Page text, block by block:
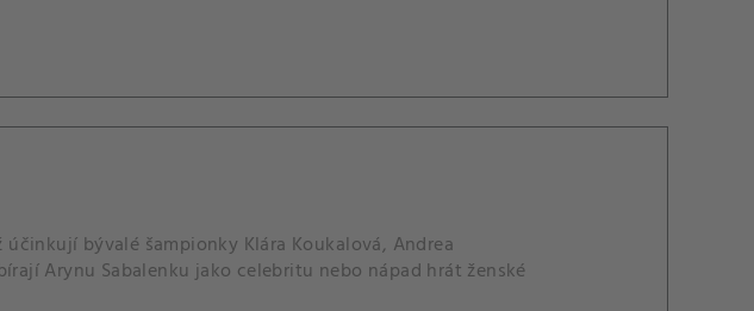
bývalé šampionky Klára Koukalová, Andrea
Arynu Sabalenku jako celebritu nebo nápad hrát ženské